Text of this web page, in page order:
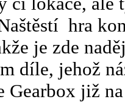
hra
je zde
díle, jehož
Gearbox již